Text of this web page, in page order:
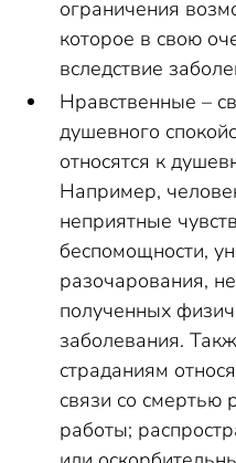
ограничения
которое в свою
вследствие
Нравственные –
душевного
относятся к
Например,
неприятные
беспомощности,
разочарования,
полученных
заболевания.
страданиям
связи со смертью
работы;